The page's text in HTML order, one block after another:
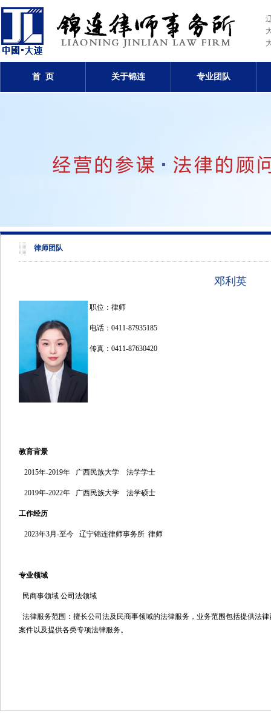
首 页 关于锦连 专业团队
律师团队
邓利英
职位：律师
电话：0411-87935185
传真：0411-87630420
教育背景
2015年-2019年 广西民族大学 法学学士
2019年-2022年 广西民族大学 法学硕士
工作经历
2023年3月 -至今 辽宁锦连律师事务所 律师
专业领域
民商事领域 公司法领域
法律服务范围：擅长公司法及民商事领域的法律服务，业务范围包括提供法
案件以及提供各类专项法律服务。